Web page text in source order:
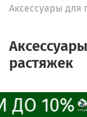
Аксессуары для
растяжек
10%